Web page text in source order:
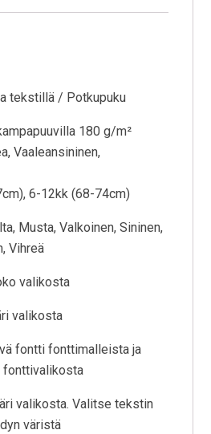
tekstillä / Potkupuku
180 g/m²
Vaaleansininen,
6-12kk (68-74cm)
Musta, Valkoinen, Sininen,
Vihreä
valikosta
valikosta
fontti fonttimalleista ja
fonttivalikosta
valikosta. Valitse tekstin
väristä